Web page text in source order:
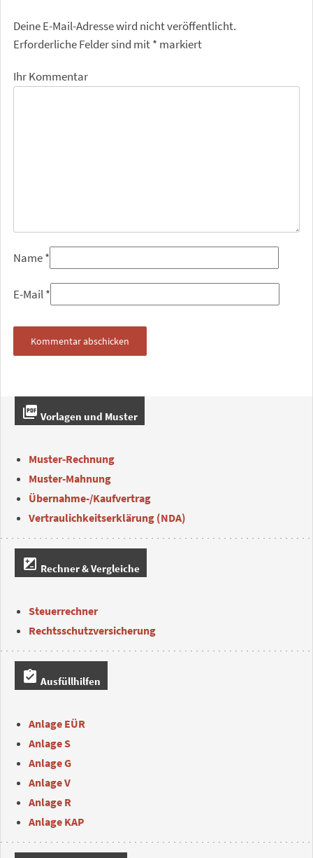
Deine E-Mail-Adresse wird nicht veröffentlicht.
Erforderliche Felder sind mit* markiert
Ihr Kommentar
Name*
E-Mail*
picture_as_pdf Vorlagen und Muster
Muster-Rechnung
Muster-Mahnung
Übernahme-/Kaufvertrag
Vertraulichkeitserklärung (NDA)
iso Rechner & Vergleiche
Steuerrechner
Rechtsschutzversicherung
assignment_turned_in Ausfüllhilfen
Anlage EÜR
Anlage S
Anlage G
Anlage V
Anlage R
Anlage KAP